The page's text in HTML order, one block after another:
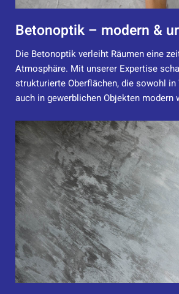
Betonoptik – modern &
Die Betonoptik verleiht Räumen eine
Atmosphäre. Mit unserer Expertise
strukturierte Oberflächen, die sowohl in
auch in gewerblichen Objekten modern